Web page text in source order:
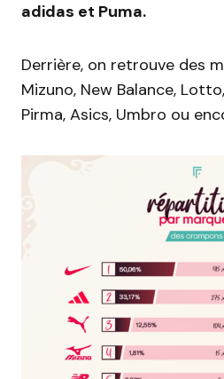
adidas et Puma.
Derrière, on retrouve des
Mizuno, New Balance,
Pirma, Asics, Umbro ou